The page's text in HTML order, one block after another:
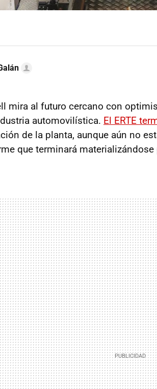
mira al futuro cercano con
automovilística. El ERTE
de la planta, aunque aún no
que terminará